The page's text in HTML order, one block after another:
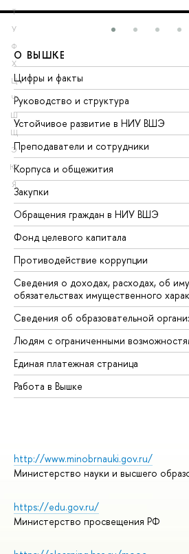
Т
У
Ф
Х
Ц
Ч
Ш
Щ
Э
Ю
Я
О ВЫШКЕ
Цифры и факты
Руководство и структура
Устойчивое развитие в НИУ ВШЭ
Преподаватели и сотрудники
Корпуса и общежития
Закупки
Обращения граждан в НИУ ВШЭ
Фонд целевого капитала
Противодействие коррупции
Сведения о доходах, расходах, об
обязательствах имущественного
Сведения об образовательной
Людям с ограниченными
Единая платежная страница
Работа в Вышке
http://www.minobrnauki.gov.ru/
Министерство науки и высшего
https://edu.gov.ru/
Министерство просвещения РФ